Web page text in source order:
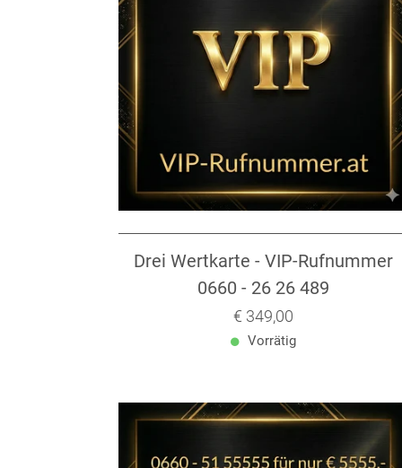
Drei Wertkarte - VIP-Rufnummer
0660 - 26 26 489
Verkaufspreis: € 349,00
€ 349,00
Vorrätig